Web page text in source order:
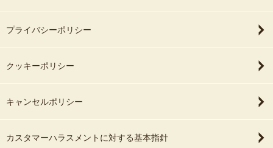
プライバシーポリシー
クッキーポリシー
キャンセルポリシー
カスタマーハラスメントに対する基本指針